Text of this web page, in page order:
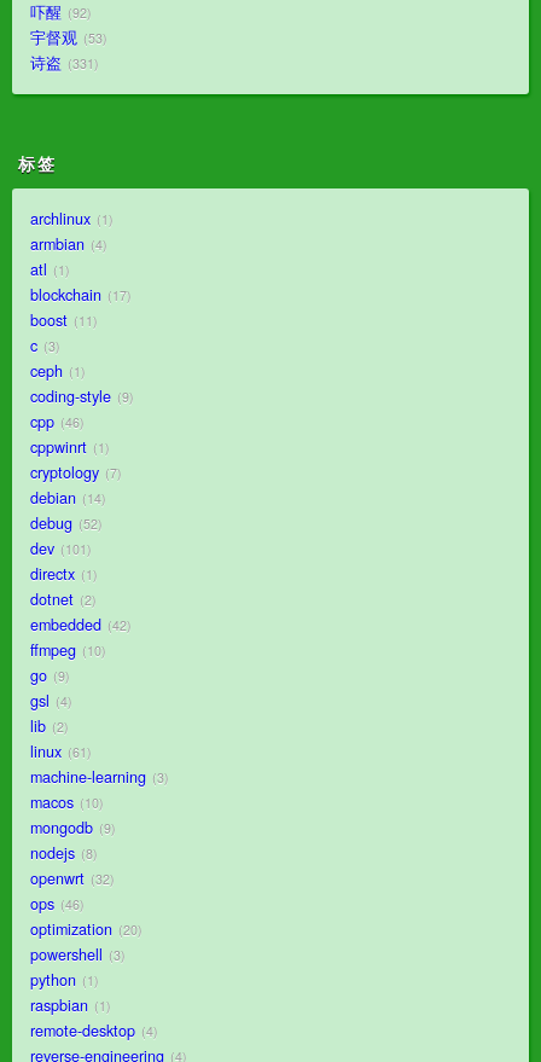
吓醒 92
宇督观 53
诗盗 331
标签
archlinux 1
armbian 4
atl 1
blockchain 17
boost 11
c 3
ceph 1
coding-style 9
cpp 46
cppwinrt 1
cryptology 7
debian 14
debug 52
dev 101
directx 1
dotnet 2
embedded 42
ffmpeg 10
go 9
gsl 4
lib 2
linux 61
machine-learning 3
macos 10
mongodb 9
nodejs 8
openwrt 32
ops 46
optimization 20
powershell 3
python 1
raspbian 1
remote-desktop 4
reverse-engineering 4